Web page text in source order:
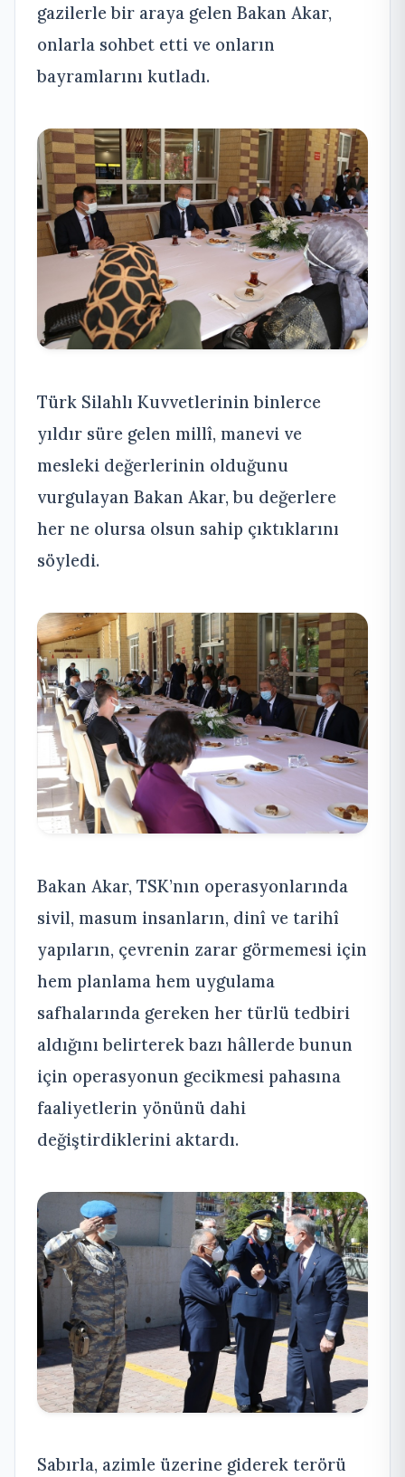
gazilerle bir araya gelen Bakan Akar,
onlarla sohbet etti ve onların
bayramlarını kutladı.
Türk Silahlı Kuvvetlerinin binlerce
yıldır süre gelen millî, manevi ve
mesleki değerlerinin olduğunu
vurgulayan Bakan Akar, bu değerlere
her ne olursa olsun sahip çıktıklarını
söyledi.
Bakan Akar, TSK’nın operasyonlarında
sivil, masum insanların, dinî ve tarihî
yapıların, çevrenin zarar görmemesi için
hem planlama hem uygulama
safhalarında gereken her türlü tedbiri
aldığını belirterek bazı hâllerde bunun
için operasyonun gecikmesi pahasına
faaliyetlerin yönünü dahi
değiştirdiklerini aktardı.
Sabırla, azimle üzerine giderek terörü